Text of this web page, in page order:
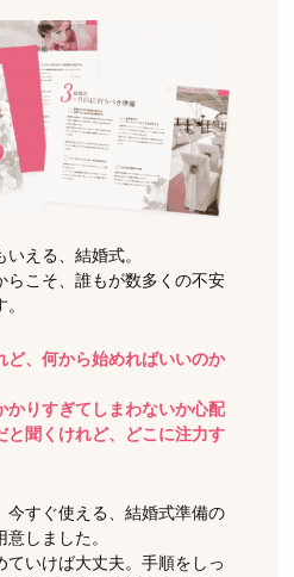
える、結婚式。
らこそ、誰もが数多くの不安
ど、何から始めればいいのか
かりすぎてしまわないか心配
と聞くけれど、どこに注力す
今すぐ使える、結婚式準備の
しました。
ていけば大丈夫。手順をしっ